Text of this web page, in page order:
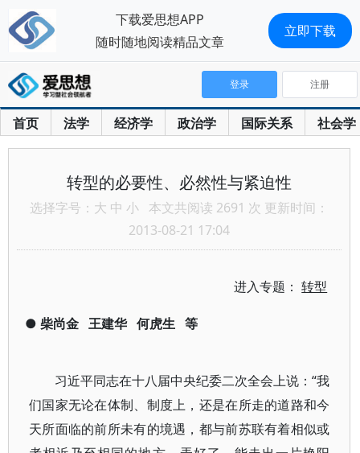
首页 法学 经济学 政治学 国际关系 社会学
登录 注册
转型的必要性、必然性与紧迫性
选择字号： 大 中 小 本文共阅读 2691 次 更新时间：
2013-08-21 17:04
进入专题：转型
● 柴尚金 王建华 何虎生 等
习近平同志在十八届中央纪委二次全会上说：“我
们国家无论在体制、制度上，还是在所走的道路和今
天所面临的前所未有的境遇，都与前苏联有着相似或
下载爱思想APP
随时随地阅读精品文章
立即下载